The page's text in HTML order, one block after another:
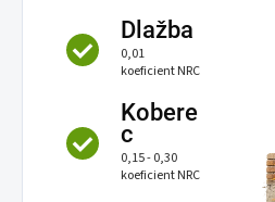
Dlažba
0,01
koeficient NRC
Kobere
c
0,15 - 0,30
koeficient NRC